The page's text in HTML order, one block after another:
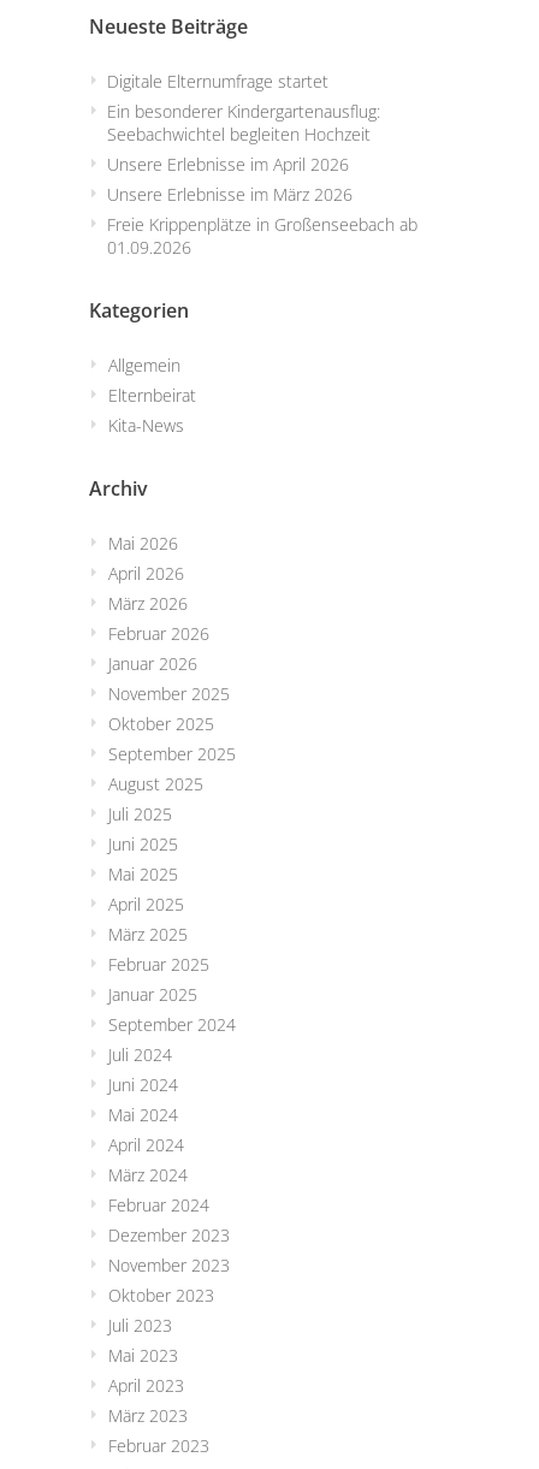
Neueste Beiträge
Digitale Elternumfrage startet
Ein besonderer Kindergartenausflug:
Seebachwichtel begleiten Hochzeit
Unsere Erlebnisse im April 2026
Unsere Erlebnisse im März 2026
Freie Krippenplätze in Großenseebach ab
01.09.2026
Kategorien
Allgemein
Elternbeirat
Kita-News
Archiv
Mai 2026
April 2026
März 2026
Februar 2026
Januar 2026
November 2025
Oktober 2025
September 2025
August 2025
Juli 2025
Juni 2025
Mai 2025
April 2025
März 2025
Februar 2025
Januar 2025
September 2024
Juli 2024
Juni 2024
Mai 2024
April 2024
März 2024
Februar 2024
Dezember 2023
November 2023
Oktober 2023
Juli 2023
Mai 2023
April 2023
März 2023
Februar 2023